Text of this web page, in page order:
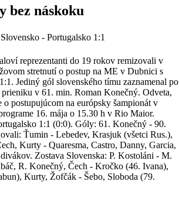
bez náskoku
Slovensko - Portugalsko 1:1
reprezentanti do 19 rokov remizovali v
stretnutí o postup na ME v Dubnici s
Jediný gól slovenského tímu zaznamenal po
v 61. min. Roman Konečný. Odveta,
o postupujúcom na európsky šampionát v
16. mája o 15.30 h v Rio Maior.
1:1 (0:0). Góly: 61. Konečný - 90.
Ťumin - Lebedev, Krasjuk (všetci Rus.),
Kurty - Quaresma, Castro, Danny, Garcia,
Zostava Slovenska: P. Kostoláni - M.
R. Konečný, Čech - Kročko (46. Ivana),
Kurty, Žofčák - Šebo, Sloboda (79.